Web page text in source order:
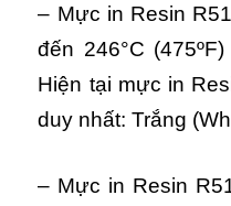
– Mực in Resin
đến 246°C
Hiện tại mực in
duy nhất: Trắng
– Mực in Resin